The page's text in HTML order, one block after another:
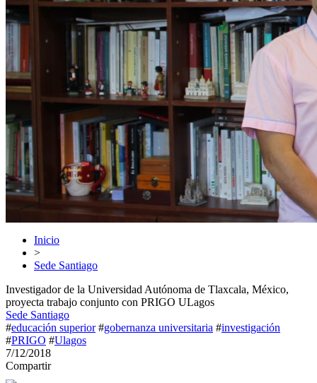
Inicio
>
Sede Santiago
Investigador de la Universidad Autónoma de Tlaxcala, México,
proyecta trabajo conjunto con PRIGO ULagos
Sede Santiago
#educación superior#gobernanza universitaria #investigación
#PRIGO #Ulagos
7/12/2018
Compartir